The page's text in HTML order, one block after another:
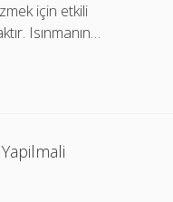
için etkili
Isınmanın…